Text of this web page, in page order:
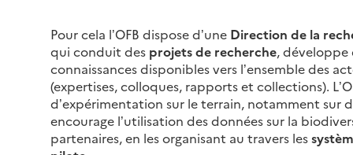
Pour cela l’OFB dispose d’une Direction de la
qui conduit des projets de recherche,
connaissances disponibles vers l’ensemble des
(expertises, colloques, rapports et collections).
d’expérimentation sur le terrain, notamment sur
encourage l’utilisation des données sur la
partenaires, en les organisant au travers les